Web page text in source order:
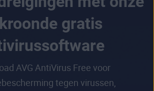
gratis
AVG AntiVirus Free voor
tegen virussen,